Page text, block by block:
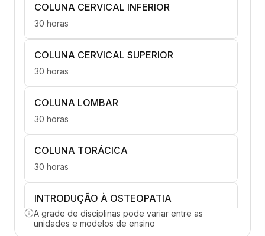
COLUNA CERVICAL INFERIOR
30 horas
COLUNA CERVICAL SUPERIOR
30 horas
COLUNA LOMBAR
30 horas
COLUNA TORÁCICA
30 horas
INTRODUÇÃO À OSTEOPATIA
30 horas
A grade de disciplinas pode variar entre as
unidades e modelos de ensino